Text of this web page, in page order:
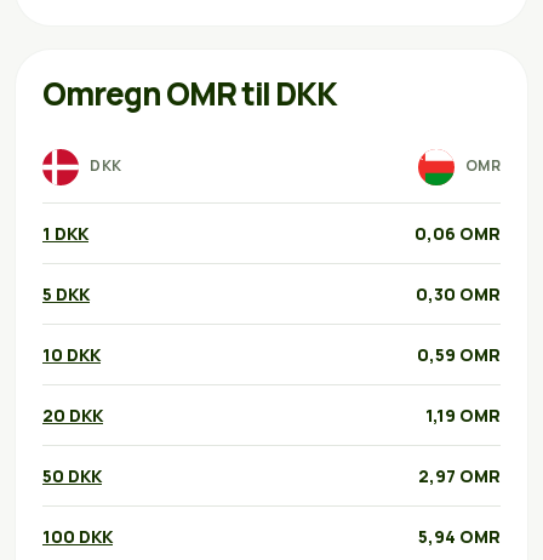
Omregn OMR til DKK
DKK OMR
1 DKK 0,06 OMR
5 DKK 0,30 OMR
10 DKK 0,59 OMR
20 DKK 1,19 OMR
50 DKK 2,97 OMR
100 DKK 5,94 OMR